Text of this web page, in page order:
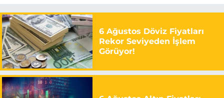
6 Ağustos Döviz Fiyatları
Rekor Seviyeden İşlem
Görüyor!